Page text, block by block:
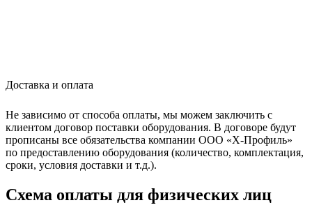
Доставка и оплата
Не зависимо от способа оплаты, мы можем заключить с
клиентом договор поставки оборудования. В договоре будут
прописаны все обязательства компании ООО «Х-Профиль»
по предоставлению оборудования (количество, комплектация,
сроки, условия доставки и т.д.).
Схема оплаты для физических лиц